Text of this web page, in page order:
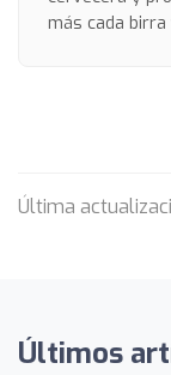
más cada
Última
Últimos